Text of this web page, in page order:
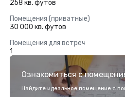
258 кв. футов
Помещения (приватные)
30 000 кв. футов
Помещения для встреч
1
Ознакомиться с
Найдите идеальное помещение с